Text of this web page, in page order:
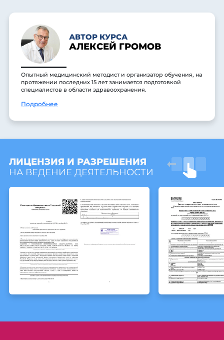
АВТОР КУРСА
АЛЕКСЕЙ ГРОМОВ
Опытный медицинский методист и организатор обучения, на
протяжении последних 15 лет занимается подготовкой
специалистов в области здравоохранения.
Подробнее
ЛИЦЕНЗИЯ И РАЗРЕШЕНИЯ
НА ВЕДЕНИЕ ДЕЯТЕЛЬНОСТИ